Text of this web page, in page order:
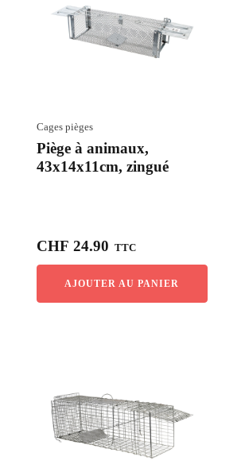
Cages pièges
Piège à animaux,
43x14x11cm, zingué
CHF 24.90 TTC
AJOUTER AU PANIER